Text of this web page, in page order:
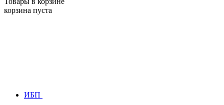
корзина пуста
ИБП